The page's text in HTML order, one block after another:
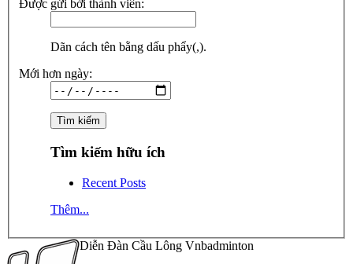
Được gửi bởi thành viên:
Dãn cách tên bằng dấu phẩy(,).
Mới hơn ngày:
Tìm kiếm hữu ích
Recent Posts
Thêm...
Diễn Đàn Cầu Lông Vnbadminton